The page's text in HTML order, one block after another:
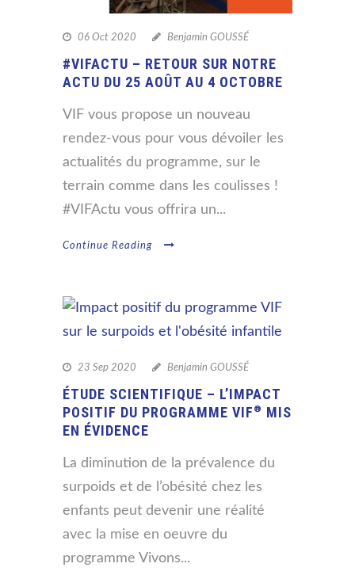
06 Oct 2020 Benjamin GOUSSÉ
#VIFACTU – RETOUR SUR NOTRE
ACTU DU 25 AOÛT AU 4 OCTOBRE
VIF vous propose un nouveau
rendez-vous pour vous dévoiler les
actualités du programme, sur le
terrain comme dans les coulisses !
#VIFActu vous offrira un...
Continue Reading
23 Sep 2020 Benjamin GOUSSÉ
ÉTUDE SCIENTIFIQUE – L’IMPACT
POSITIF DU PROGRAMME VIF ®
MIS
EN ÉVIDENCE
La diminution de la prévalence du
surpoids et de l’obésité chez les
enfants peut devenir une réalité
avec la mise en oeuvre du
programme Vivons...